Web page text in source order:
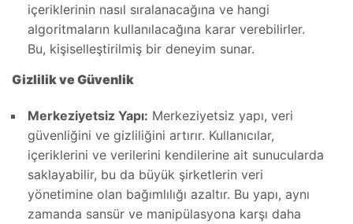
içeriklerinin nasıl sıralanacağına ve hangi
algoritmaların kullanılacağına karar verebilirler.
Bu, kişiselleştirilmiş bir deneyim sunar.
Gizlilik ve Güvenlik
Merkeziyetsiz Yapı: Merkeziyetsiz yapı, veri
güvenliğini ve gizliliğini artırır. Kullanıcılar,
içeriklerini ve verilerini kendilerine ait sunucularda
saklayabilir, bu da büyük şirketlerin veri
yönetimine olan bağımlılığı azaltır. Bu yapı, aynı
zamanda sansür ve manipülasyona karşı daha